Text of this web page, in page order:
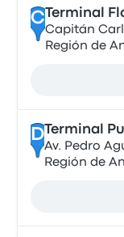
CTerminal
Capitán
Región de
DTerminal
Av. Pedro
Región de